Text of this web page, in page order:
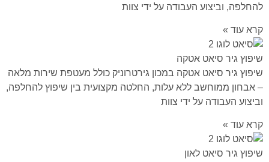
להחלפה, וביצוע העבודה על ידי צוות
קרא עוד »
שיפוץ גיר סיאט אטקה
שיפוץ גיר סיאט אטקה במכון גירטרוניק כולל מעטפת שירות מלאה
– אבחון ממוחשב ללא עלות, החלטה מקצועית בין שיפוץ להחלפה,
וביצוע העבודה על ידי צוות
קרא עוד »
שיפוץ גיר סיאט לאון